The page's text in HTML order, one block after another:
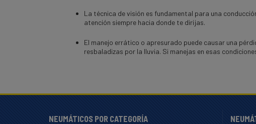
La técnica de visión es fundamental para una
atención siempre hacia donde te dirijas.
El manejo errático o apresurado puede causar una
resbaladizas por la lluvia. Si manejas en esas
NEUMÁTICOS POR CATEGORÍA